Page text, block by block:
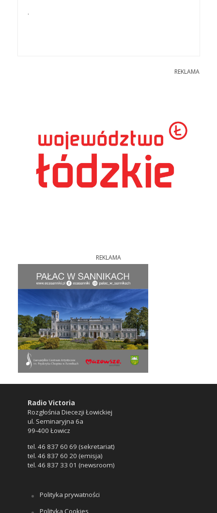
.
REKLAMA
REKLAMA
Radio Victoria
Rozgłośnia Diecezji Łowickiej
ul. Seminaryjna 6a
99-400 Łowicz
tel. 46 837 60 69 (sekretariat)
tel. 46 837 60 20 (emisja)
tel. 46 837 33 01 (newsroom)
Polityka prywatności
Polityka Cookies